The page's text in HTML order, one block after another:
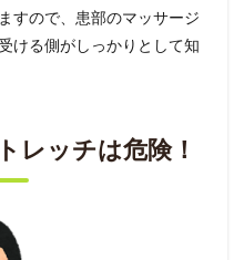
すので、患部のマッサージ
ける側がしっかりとして知
レッチは危険！